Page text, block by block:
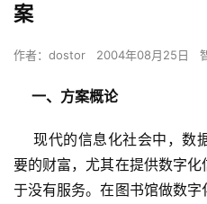
案
作者： dostor 2004年08月25日
一、方案概论
现代的信息化社会中，数
要的财富，尤其在提供数字
于没有服务。在图书馆做数